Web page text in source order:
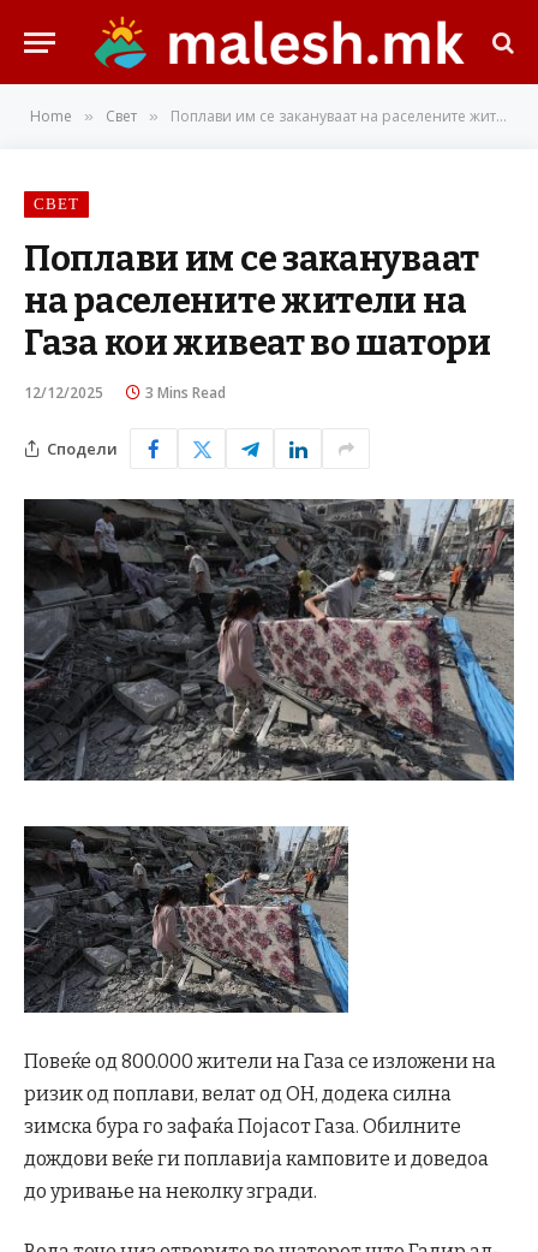
Home » Свет » Поплави им се закануваат на раселените жители на Газа кои живеат во шатори
СВЕТ
Поплави им се закануваат
на раселените жители на
Газа кои живеат во шатори
12/12/2025 3 Mins Read
Сподели
Повеќе од 800.000 жители на Газа се изложени на
ризик од поплави, велат од ОН, додека силна
зимска бура го зафаќа Појасот Газа. Обилните
дождови веќе ги поплавија камповите и доведоа
до уривање на неколку згради.